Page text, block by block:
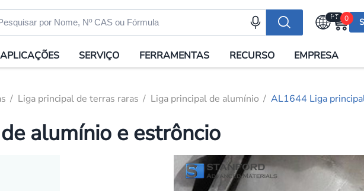
PT
English (US)
Española
Italiano
0
APLICAÇÕES SERVIÇO FERRAMENTAS RECURSO EMPRESA
Liga principal de terras raras Liga principal de alumínio AL1644 Liga
alumínio e estrôncio